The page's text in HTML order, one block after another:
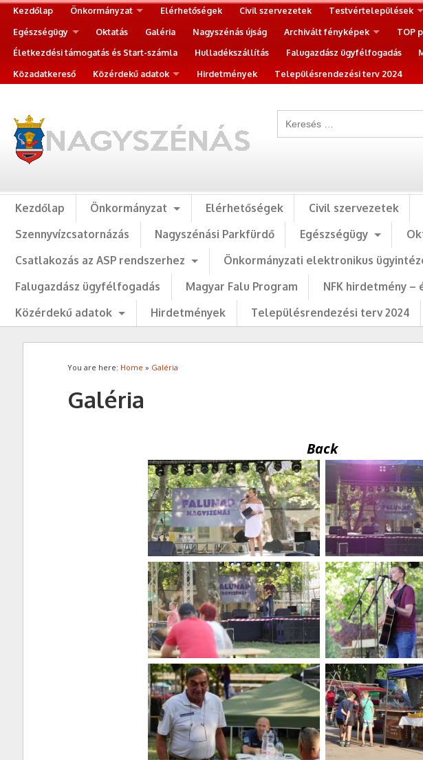
Kezdőlap Önkormányzat Elérhetőségek Civil szervezetek Testvértelepülések
Egészségügy
Oktatás Galéria Nagyszénás újság Archivált fényképek TOP
Életkezdési támogatás és Start-számla
Hulladékszállítás Falugazdász ügyfélfogadás
Közadatkereső
Közérdekű adatok Hirdetmények Településrendezési terv 2024
Kezdőlap Önkormányzat Elérhetőségek Civil szervezetek
Szennyvízcsatornázás
Nagyszénási Parkfürdő Egészségügy
Csatlakozás az ASP rendszerhez
Önkormányzati elektronikus
Falugazdász ügyfélfogadás
Magyar Falu Program NFK hirdetmény
Közérdekű adatok
Hirdetmények Településrendezési terv 2024
You are here: Home » Galéria
Galéria
Back